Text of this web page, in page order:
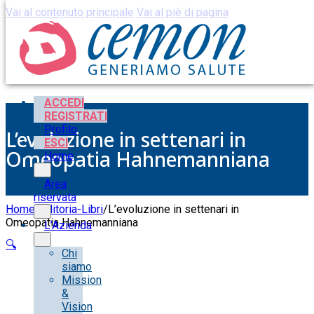
Vai al contenuto principale Vai al piè di pagina
ACCEDI
REGISTRATI
Profilo
ESCI
Home
Area
riservata
L’Azienda
Chi
siamo
Mission
&
Vision
L’evoluzione in settenari in
Omeopatia Hahnemanniana
Home Editoria-Libri/ L’evoluzione in settenari in
Omeopatia Hahnemanniana
🔍